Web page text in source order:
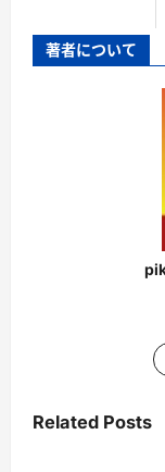
著者について
Related Posts